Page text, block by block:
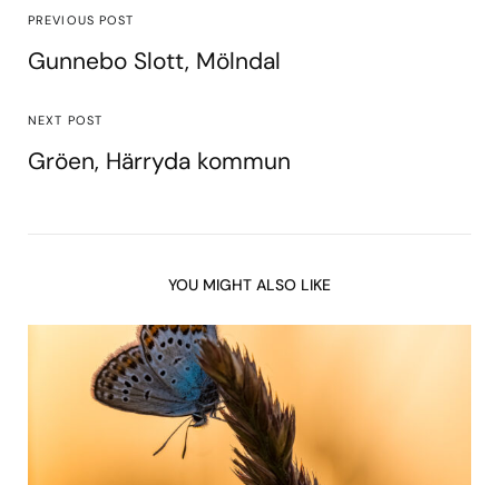
PREVIOUS POST
Gunnebo Slott, Mölndal
NEXT POST
Gröen, Härryda kommun
YOU MIGHT ALSO LIKE